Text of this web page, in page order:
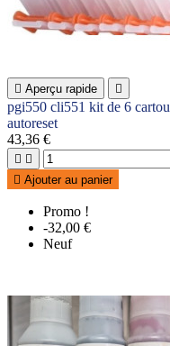
 Aperçu rapide 
pgi550 cli551 kit de 6
autoreset
43,36 €
 
 Ajouter au panier
Promo !
-32,00 €
Neuf